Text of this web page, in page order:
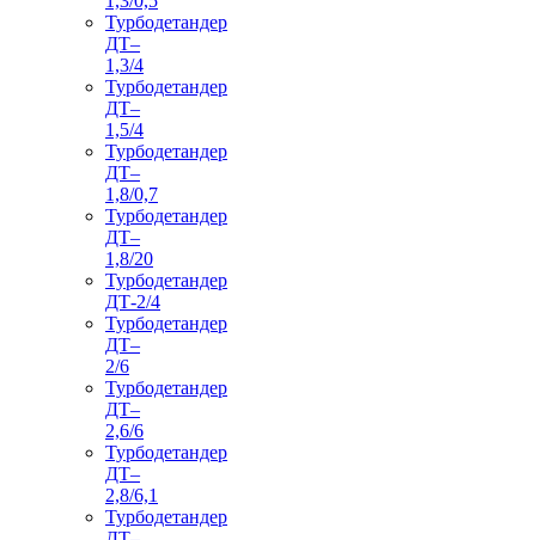
Турбодетандер
ДТ–
1,3/4
Турбодетандер
ДТ–
1,5/4
Турбодетандер
ДТ–
1,8/0,7
Турбодетандер
ДТ–
1,8/20
Турбодетандер
ДТ-2/4
Турбодетандер
ДТ–
2/6
Турбодетандер
ДТ–
2,6/6
Турбодетандер
ДТ–
2,8/6,1
Турбодетандер